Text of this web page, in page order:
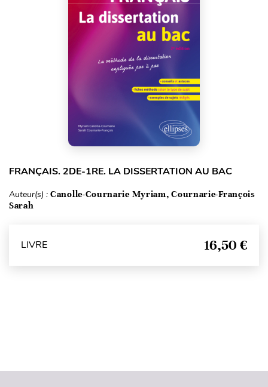
FRANÇAIS. 2DE-1RE. LA DISSERTATION AU BAC
Auteur(s) : Canolle-Cournarie Myriam, Cournarie-François
Sarah
LIVRE 16,50 €